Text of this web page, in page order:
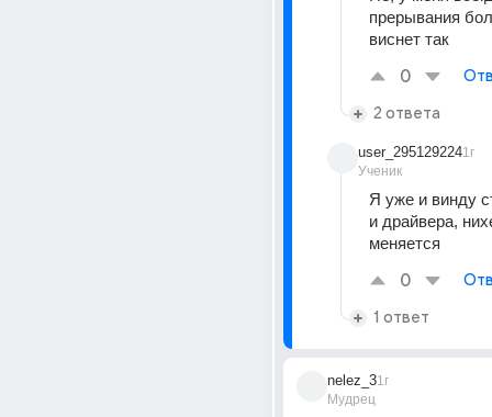
прерывания
виснет так
0
2 ответа
user_295129224
Ученик
1г
Я уже и винду
и драйвера,
меняется
0
1 ответ
nelez_3
Мудрец
1г